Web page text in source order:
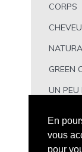
CORPS
GREEN
UN PEU
En
vous
pour